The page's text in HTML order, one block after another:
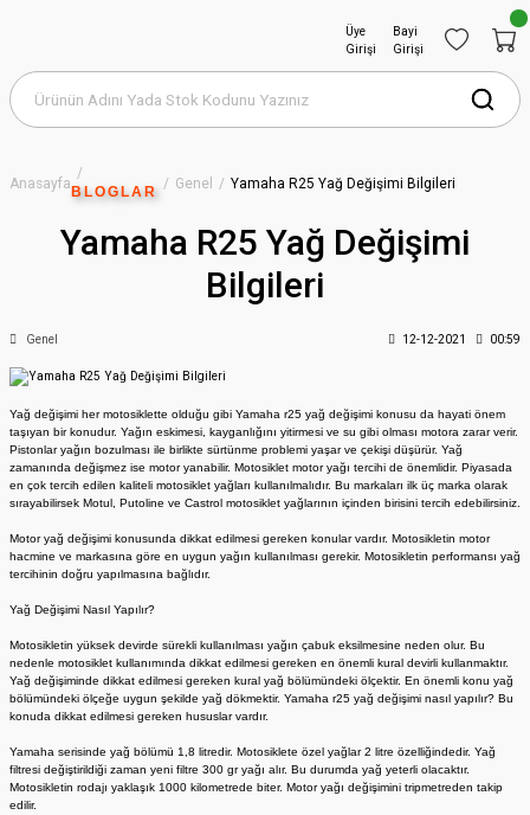
Üye
Girişi
Bayi
Girişi
Anasayfa BLOGLAR Genel Yamaha R25 Yağ Değişimi Bilgileri
Yamaha R25 Yağ Değişimi
Bilgileri
Genel 12-12-2021 00:59
Yağ değişimi her motosiklette olduğu gibi Yamaha r25 yağ değişimi konusu da hayati önem
taşıyan bir konudur. Yağın eskimesi, kayganlığını yitirmesi ve su gibi olması motora zarar verir.
Pistonlar yağın bozulması ile birlikte sürtünme problemi yaşar ve çekişi düşürür. Yağ
zamanında değişmez ise motor yanabilir. Motosiklet motor yağı tercihi de önemlidir. Piyasada
en çok tercih edilen kaliteli motosiklet yağları kullanılmalıdır. Bu markaları ilk üç marka olarak
sırayabilirsek Motul, Putoline ve Castrol motosiklet yağlarının içinden birisini tercih edebilirsiniz.
Motor yağ değişimi konusunda dikkat edilmesi gereken konular vardır. Motosikletin motor
hacmine ve markasına göre en uygun yağın kullanılması gerekir. Motosikletin performansı yağ
tercihinin doğru yapılmasına bağlıdır.
Yağ Değişimi Nasıl Yapılır?
Motosikletin yüksek devirde sürekli kullanılması yağın çabuk eksilmesine neden olur. Bu
nedenle motosiklet kullanımında dikkat edilmesi gereken en önemli kural devirli kullanmaktır.
Yağ değişiminde dikkat edilmesi gereken kural yağ bölümündeki ölçektir. En önemli konu yağ
bölümündeki ölçeğe uygun şekilde yağ dökmektir. Yamaha r25 yağ değişimi nasıl yapılır? Bu
konuda dikkat edilmesi gereken hususlar vardır.
Yamaha serisinde yağ bölümü 1,8 litredir. Motosiklete özel yağlar 2 litre özelliğindedir. Yağ
filtresi değiştirildiği zaman yeni filtre 300 gr yağı alır. Bu durumda yağ yeterli olacaktır.
Motosikletin rodajı yaklaşık 1000 kilometrede biter. Motor yağı değişimini tripmetreden takip
edilir.